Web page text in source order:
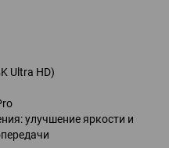
Ultra HD)
улучшение яркости и